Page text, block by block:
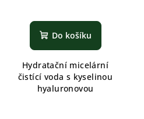
Do košíku
Hydratační micelární
čistící voda s kyselinou
hyaluronovou